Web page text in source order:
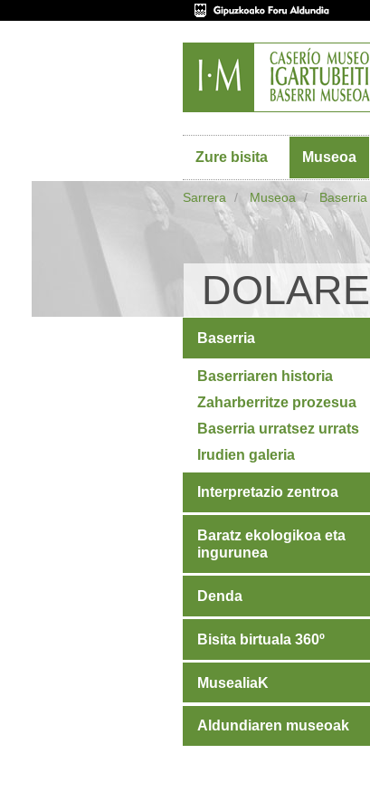
Zure bisita Museoa
Sarrera Museoa Baserria
Baserria
Baserriaren historia
Zaharberritze prozesua
Baserria urratsez urrats
Irudien galeria
Interpretazio zentroa
Baratz ekologikoa eta
ingurunea
Denda
Bisita birtuala 360º
MusealiaK
Aldundiaren museoak